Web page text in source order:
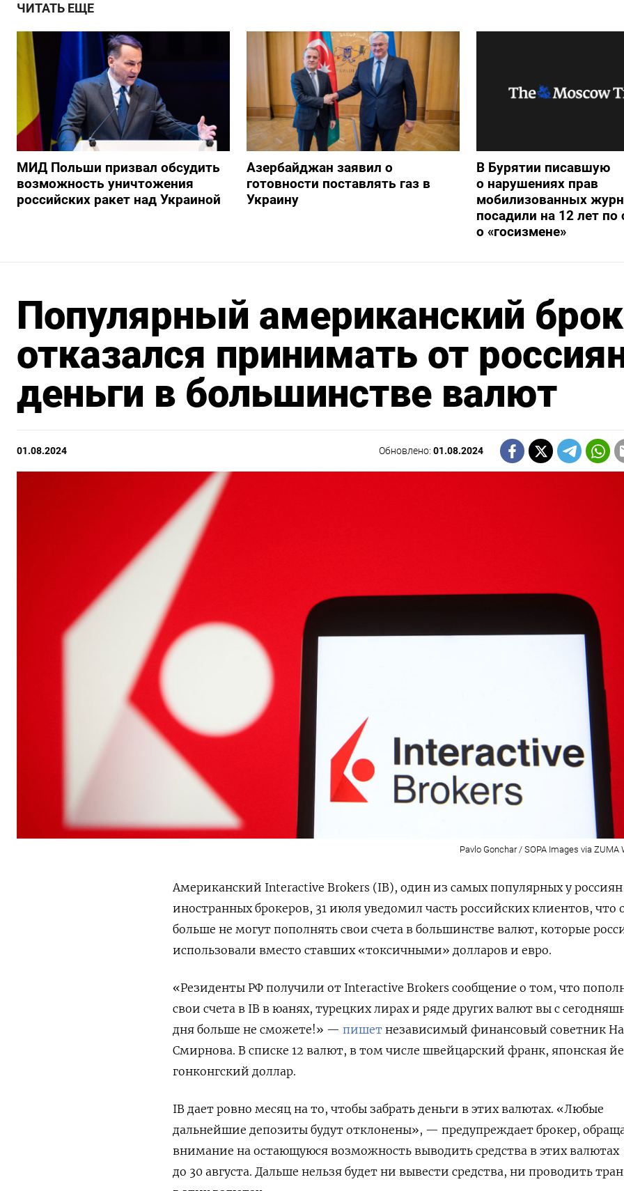
ЧИТАТЬ ЕЩЕ
МИД Польши призвал обсудить
возможность уничтожения
российских ракет над Украиной
Азербайджан заявил о
готовности поставлять газ в
Украину
В Бурятии писавшую
о нарушениях прав
мобилизованных
посадили на 12 лет по
о «госизмене»
Популярный американский
отказался принимать от
деньги в большинстве валют
01.08.2024 Обновлено:01.08.2024
Pavlo Gonchar / SOPA Images via
Американский Interactive Brokers (IB), один из самых популярных у россиян
иностранных брокеров, 31 июля уведомил часть российских клиентов, что
больше не могут пополнять свои счета в большинстве валют, которые
использовали вместо ставших «токсичными» долларов и евро.
«Резиденты РФ получили от Interactive Brokers сообщение о том, что
свои счета в IB в юанях, турецких лирах и ряде других валют вы с
дня больше не сможете!» — пишет независимый финансовый советник
Смирнова. В списке 12 валют, в том числе швейцарский франк, японская
гонконгский доллар.
IB дает ровно месяц на то, чтобы забрать деньги в этих валютах. «Любые
дальнейшие депозиты будут отклонены», — предупреждает брокер,
внимание на остающуюся возможность выводить средства в этих валютах
до 30 августа. Дальше нельзя будет ни вывести средства, ни проводить